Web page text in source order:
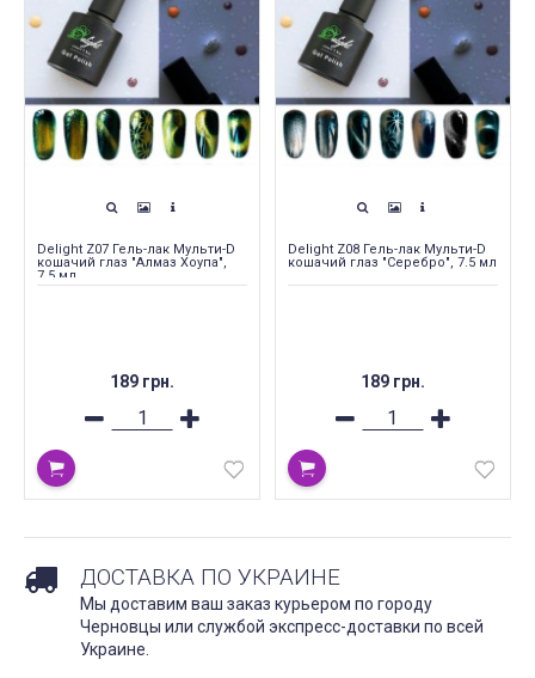
Delight Z07 Гель-лак Мульти-D
кошачий глаз "Алмаз Хоупа",
7.5 мл
189 грн.
Delight Z08 Гель-лак Мульти-D
кошачий глаз "Серебро", 7.5 мл
189 грн.
ДОСТАВКА ПО УКРАИНЕ
Мы доставим ваш заказ курьером по городу
Черновцы или службой экспресс-доставки по всей
Украине.